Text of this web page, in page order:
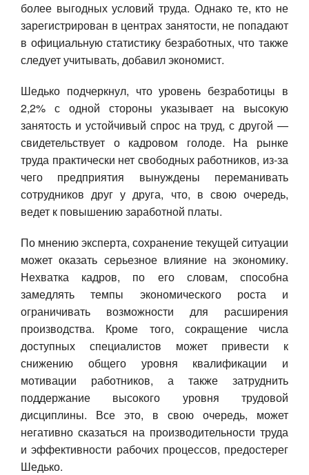
более выгодных условий труда. Однако те, кто не
зарегистрирован в центрах занятости, не попадают
в официальную статистику безработных, что также
следует учитывать, добавил экономист.
Шедько подчеркнул, что уровень безработицы в
2,2% с одной стороны указывает на высокую
занятость и устойчивый спрос на труд, с другой —
свидетельствует о кадровом голоде. На рынке
труда практически нет свободных работников, из-за
чего предприятия вынуждены переманивать
сотрудников друг у друга, что, в свою очередь,
ведет к повышению заработной платы.
По мнению эксперта, сохранение текущей ситуации
может оказать серьезное влияние на экономику.
Нехватка кадров, по его словам, способна
замедлять темпы экономического роста и
ограничивать возможности для расширения
производства. Кроме того, сокращение числа
доступных специалистов может привести к
снижению общего уровня квалификации и
мотивации работников, а также затруднить
поддержание высокого уровня трудовой
дисциплины. Все это, в свою очередь, может
негативно сказаться на производительности труда
и эффективности рабочих процессов, предостерег
Шедько.